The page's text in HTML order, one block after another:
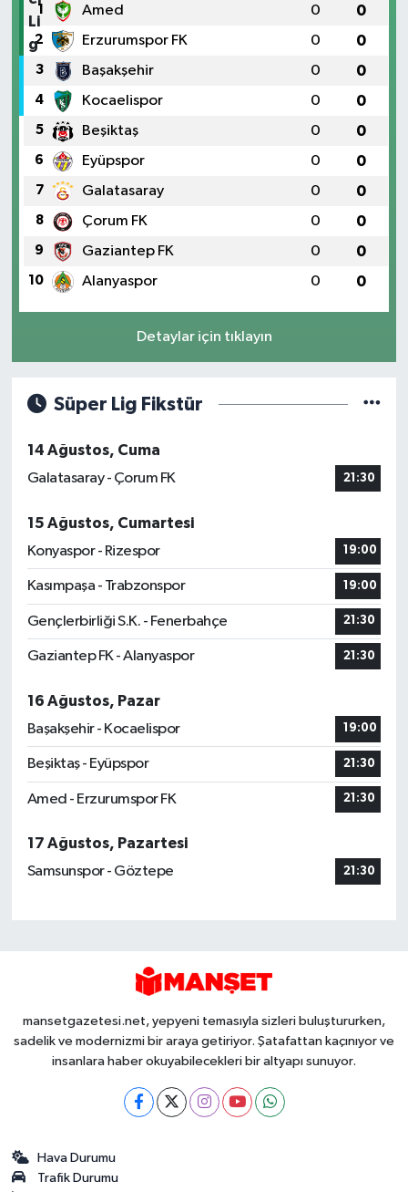
1 Amed 0 0
2 Erzurumspor FK 0 0
3 Başakşehir 0 0
4 Kocaelispor 0 0
5 Beşiktaş 0 0
6 Eyüpspor 0 0
7 Galatasaray 0 0
8 Çorum FK 0 0
9 Gaziantep FK 0 0
10 Alanyaspor 0 0
Detaylar için tıklayın
Süper Lig Fikstür
14 Ağustos, Cuma
Galatasaray - Çorum FK
21:30
15 Ağustos, Cumartesi
Konyaspor - Rizespor
19:00
Kasımpaşa - Trabzonspor 19:00
Gençlerbirliği S.K. - Fenerbahçe 21:30
Gaziantep FK - Alanyaspor 21:30
16 Ağustos, Pazar
Başakşehir - Kocaelispor
19:00
Beşiktaş - Eyüpspor 21:30
Amed - Erzurumspor FK 21:30
17 Ağustos, Pazartesi
Samsunspor - Göztepe
21:30
mansetgazetesi.net, yepyeni temasıyla sizleri buluştururken,
sadelik ve modernizmi bir araya getiriyor. Şatafattan kaçınıyor ve
insanlara haber okuyabilecekleri bir altyapı sunuyor.
Hava Durumu
Trafik Durumu